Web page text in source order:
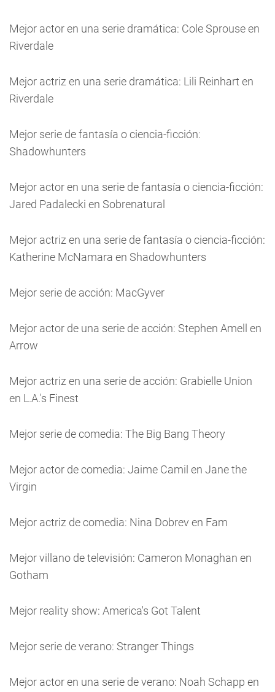
Mejor actor en una serie dramática: Cole Sprouse en
Riverdale
Mejor actriz en una serie dramática: Lili Reinhart en
Riverdale
Mejor serie de fantasía o ciencia-ficción:
Shadowhunters
Mejor actor en una serie de fantasía o ciencia-ficción:
Jared Padalecki en Sobrenatural
Mejor actriz en una serie de fantasía o ciencia-ficción:
Katherine McNamara en Shadowhunters
Mejor serie de acción: MacGyver
Mejor actor de una serie de acción: Stephen Amell en
Arrow
Mejor actriz en una serie de acción: Grabielle Union
en L.A.'s Finest
Mejor serie de comedia: The Big Bang Theory
Mejor actor de comedia: Jaime Camil en Jane the
Virgin
Mejor actriz de comedia: Nina Dobrev en Fam
Mejor villano de televisión: Cameron Monaghan en
Gotham
Mejor reality show: America's Got Talent
Mejor serie de verano: Stranger Things
Mejor actor en una serie de verano: Noah Schapp en